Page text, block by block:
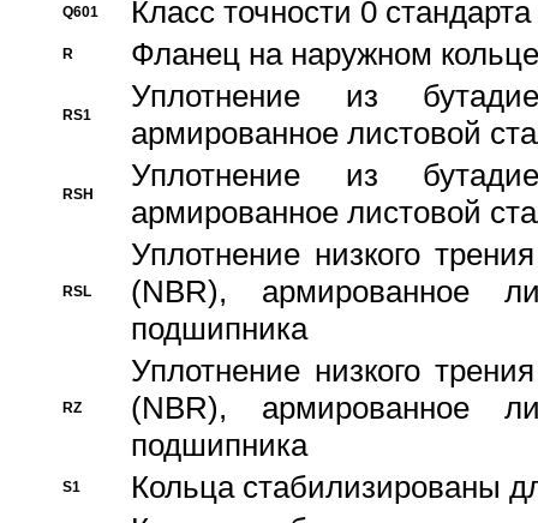
Q601 Класс точности 0
R Фланец на наружном кольце
RS1
Уплотнение из
армированное листовой
RSH
Уплотнение из
армированное листовой
RSL
Уплотнение низкого
(NBR), армированное
подшипника
RZ
Уплотнение низкого
(NBR), армированное
подшипника
S1 Кольца стабилизированы